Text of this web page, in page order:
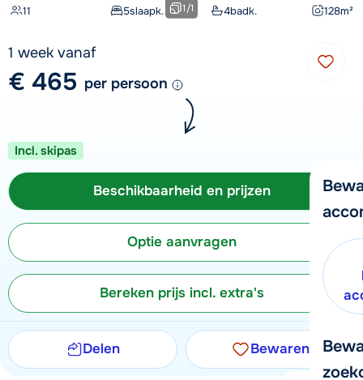
11 5slaapk. 4badk. 128m²
1/1
1 week vanaf
€ 465 per persoon
Incl. skipas
Beschikbaarheid en prijzen
Optie aanvragen
Bereken prijs incl. extra's
Delen Bewaren